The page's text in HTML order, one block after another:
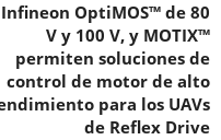
Infineon OptiMOS™ de 80
V y 100 V, y MOTIX™
permiten soluciones de
control de motor de alto
para los UAVs
de Reflex Drive